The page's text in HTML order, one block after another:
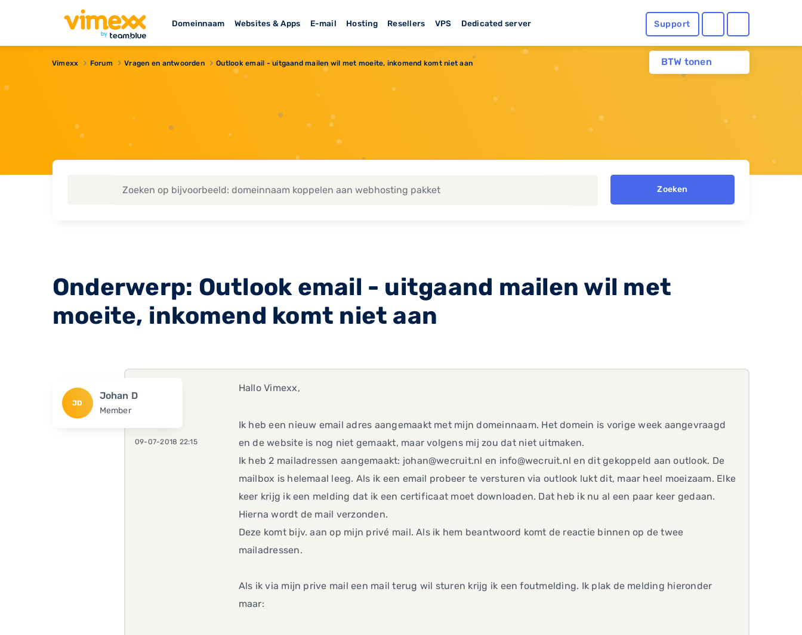
Domeinnaam Websites & Apps E-mail Hosting Resellers VPS Dedicated server Support
BTW tonen
Vimexx Forum Vragen en antwoorden Outlook email - uitgaand mailen wil met moeite, inkomend komt niet aan
Zoeken
Onderwerp: Outlook email - uitgaand mailen wil met
moeite, inkomend komt niet aan
JD
Johan D
Member
09-07-2018 22:15
Hallo Vimexx,
Ik heb een nieuw email adres aangemaakt met mijn domeinnaam. Het domein is vorige week aangevraagd
en de website is nog niet gemaakt, maar volgens mij zou dat niet uitmaken.
Ik heb 2 mailadressen aangemaakt: johan@wecruit.nl en info@wecruit.nl en dit gekoppeld aan outlook. De
mailbox is helemaal leeg. Als ik een email probeer te versturen via outlook lukt dit, maar heel moeizaam. Elke
keer krijg ik een melding dat ik een certificaat moet downloaden. Dat heb ik nu al een paar keer gedaan.
Hierna wordt de mail verzonden.
Deze komt bijv. aan op mijn privé mail. Als ik hem beantwoord komt de reactie binnen op de twee
mailadressen.
Als ik via mijn prive mail een mail terug wil sturen krijg ik een foutmelding. Ik plak de melding hieronder
maar: